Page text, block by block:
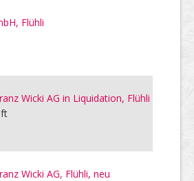
Flühli
Wicki AG in Liquidation, Flühli
Wicki AG, Flühli, neu